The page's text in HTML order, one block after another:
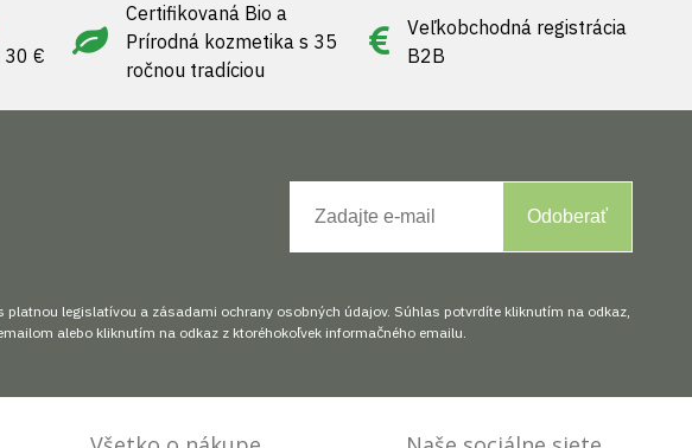
30 €
Certifikovaná Bio a
Prírodná kozmetika s 35
ročnou tradíciou
Veľkobchodná registrácia
B2B
Odoberať
legislatívou a zásadami ochrany osobných údajov. Súhlas potvrdíte kliknutím na odkaz,
alebo kliknutím na odkaz z ktoréhokoľvek informačného emailu.